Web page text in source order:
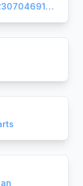
https://discord.com/channels/223070469148901376/1197116320395825172/1197116320395825172